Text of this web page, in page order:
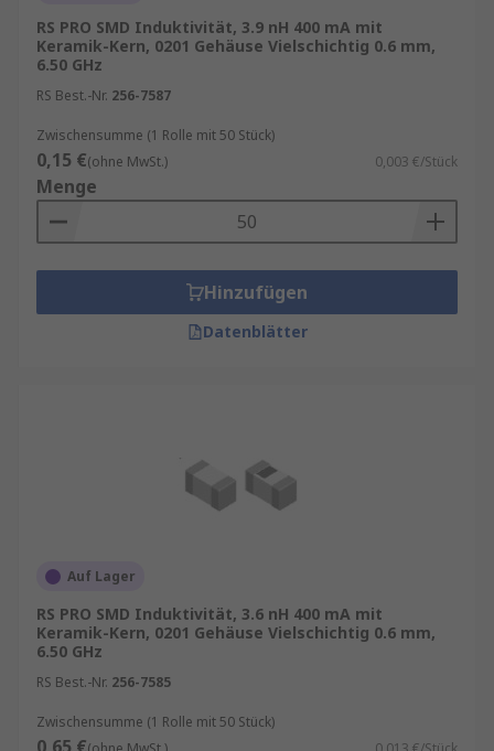
RS PRO SMD Induktivität, 3.9 nH 400 mA mit
Keramik-Kern, 0201 Gehäuse Vielschichtig 0.6 mm,
6.50 GHz
RS Best.-Nr. 256-7587
Zwischensumme (1 Rolle mit 50 Stück)
0,15 €(ohne MwSt.) 0,003 €/Stück
Menge
Hinzufügen
Datenblätter
Auf Lager
RS PRO SMD Induktivität, 3.6 nH 400 mA mit
Keramik-Kern, 0201 Gehäuse Vielschichtig 0.6 mm,
6.50 GHz
RS Best.-Nr. 256-7585
Zwischensumme (1 Rolle mit 50 Stück)